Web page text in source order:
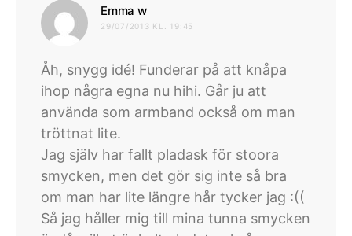
Emma wskriver:
29/07/2013 KL. 19:45
Åh, snygg idé! Funderar på att knåpa
ihop några egna nu hihi. Går ju att
använda som armband också om man
tröttnat lite.
Jag själv har fallt pladask för stoora
smycken, men det gör sig inte så bra
om man har lite längre hår tycker jag :((
Så jag håller mig till mina tunna smycken